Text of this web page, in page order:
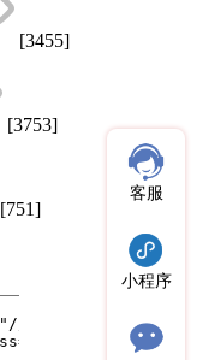
[3455]
[3753]
[751]
客服
小程序